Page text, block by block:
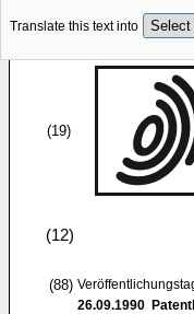
Translate this text into
(19)
(12)
(88)
26.09.1990